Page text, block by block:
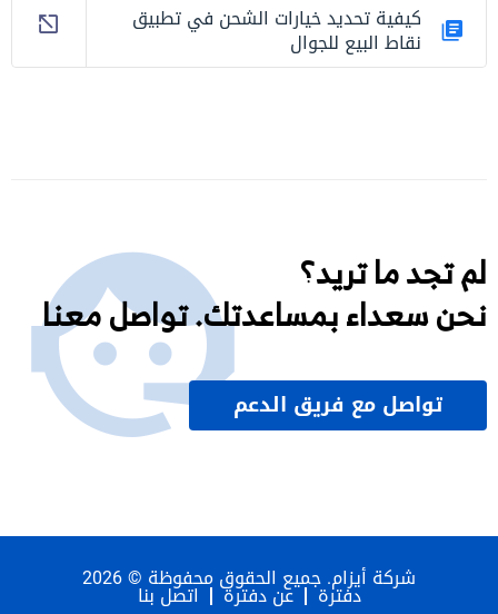
كيفية تحديد خيارات الشحن في تطبيق
نقاط البيع للجوال
لم تجد ما تريد؟
نحن سعداء بمساعدتك. تواصل معنا
تواصل مع فريق الدعم
شركة أيزام. جميع الحقوق محفوظة © 2026
دفترة عن دفترة اتصل بنا